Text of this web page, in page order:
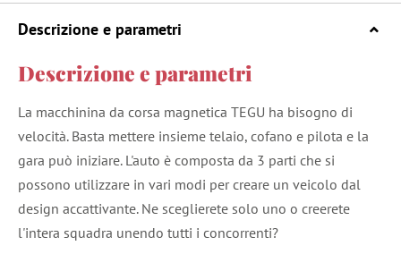
Descrizione e parametri
Descrizione e parametri
La macchinina da corsa magnetica TEGU ha bisogno di
velocità. Basta mettere insieme telaio, cofano e pilota e la
gara può iniziare. L'auto è composta da 3 parti che si
possono utilizzare in vari modi per creare un veicolo dal
design accattivante. Ne sceglierete solo uno o creerete
l'intera squadra unendo tutti i concorrenti?